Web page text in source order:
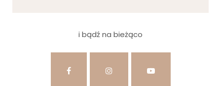
i bądź na bieżąco